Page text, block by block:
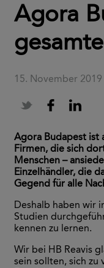
Agora
15. November 2019
Agora Budapest ist
Firmen, die sich
Menschen –
Einzelhändler, die
Gegend für alle
Deshalb haben wir
Studien
kennen zu lernen.
Wir bei HB Reavis
sein sollten, sich zu